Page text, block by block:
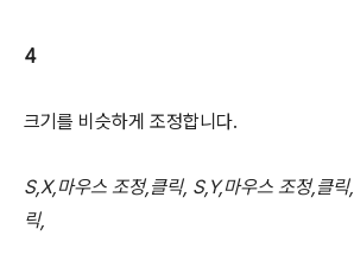
4
크기를 비슷하게 조정합니다.
S,X,마우스 조정,클릭, S,Y,마우스 조정,클
릭,